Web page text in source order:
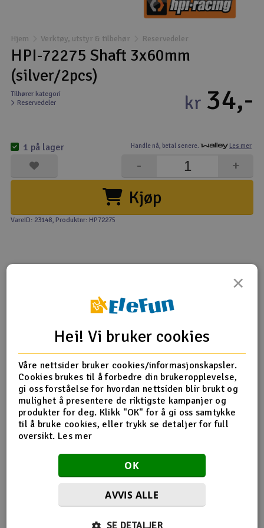
Droner
Droner for FPV
Fly
Helikopter
Kamerautstyr
Modellbygging, LEGO & byggesett
Modelljernbane
Radioutstyr
Raketter
Smarthjem, lek & hobby
Solenergi
Sparkesykler & elkjøretøy
Verktøy, utstyr & tilbehør
Hjem Verktøy, utstyr & tilbehør Reservedeler
HPI-72275 Shaft 3x60mm
(silver/2pcs)
Tilhører kategori
Reservedeler
Handle nå, betal senere. Les mer
kr 34,-
Kjøp
+
-
1 på lager
VareID: 23148, Produktnr: HP72275
Produktinformasjon
HPI-72275 Shaft 3x60mm (silver/2pcs)
Flere detaljer
Camino SS 2.4GHz
HPI Savage XS Flux V2 2.4GHz
HPI Savage XS Flux VGJR 2.4Ghz
×
Hei! Vi bruker cookies
Våre nettsider bruker cookies/informasjonskapsler.
Cookies brukes til å forbedre din brukeropplevelse,
gi oss forståelse for hvordan nettsiden blir brukt og
mulighet å presentere de riktigste kampanjer og
produkter for deg. Klikk "OK" for å gi oss samtykke
til å bruke cookies, eller trykk se detaljer for full
oversikt. Les mer
OK
AVVIS ALLE
SE DETALJER